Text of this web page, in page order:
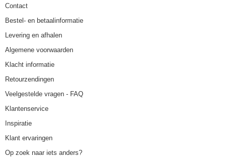
Contact
Bestel- en betaalinformatie
Levering en afhalen
Algemene voorwaarden
Klacht informatie
Retourzendingen
Veelgestelde vragen - FAQ
Klantenservice
Inspiratie
Klant ervaringen
Op zoek naar iets anders?